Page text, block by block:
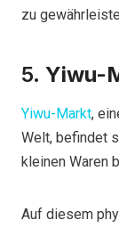
zu
5. Yiwu-
Yiwu-Markt,
Welt, befindet
kleinen Waren
Auf diesem